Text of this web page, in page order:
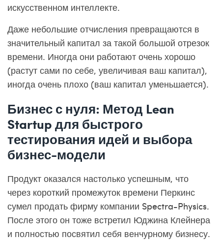
искусственном интеллекте.
Даже небольшие отчисления превращаются в
значительный капитал за такой большой отрезок
времени. Иногда они работают очень хорошо
(растут сами по себе, увеличивая ваш капитал),
иногда очень плохо (ваш капитал уменьшается).
Бизнес с нуля: Метод Lean
Startup для быстрого
тестирования идей и выбора
бизнес-модели
Продукт оказался настолько успешным, что
через короткий промежуток времени Перкинс
сумел продать фирму компании Spectra-Physics.
После этого он тоже встретил Юджина Клейнера
и полностью посвятил себя венчурному бизнесу.